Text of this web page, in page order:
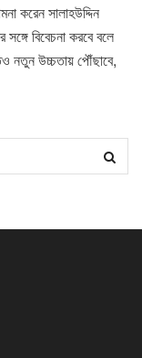
করেন সালাহউদ্দিন
বিবেচনা করবে বলে
নতুন উচ্চতায় পৌঁছাবে,